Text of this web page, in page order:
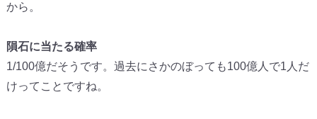
から。
隕石に当たる確率
1/100億だそうです。過去にさかのぼっても100億人で1人だ
けってことですね。